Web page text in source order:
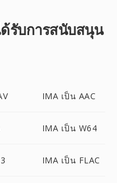
รับการสนับสนุน
IMA เป็น AAC
IMA เป็น W64
IMA เป็น FLAC